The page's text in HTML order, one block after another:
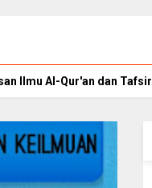
Ilmu Al-Qur'an dan Tafsir